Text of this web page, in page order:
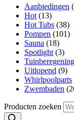
Aanbiedingen
Hot (13)
Hot Tubs (38)
Pompen (101)
Sauna (18)
Spotlight (3)
Tuinberegening
Uitlopend (9)
Whirlpoolparts
Zwembaden
Producten zoeken